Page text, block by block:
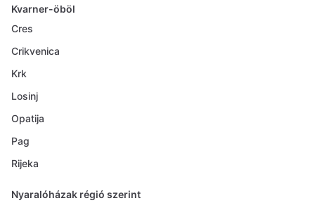
Kvarner-öböl
Cres
Crikvenica
Krk
Losinj
Opatija
Pag
Rijeka
Nyaralóházak régió szerint